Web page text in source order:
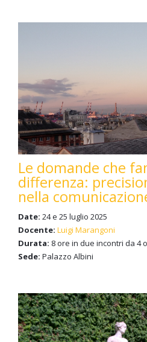
Le domande che
differenza:
nella
Date: 24 e 25 luglio 2025
Docente: Luigi Marangoni
Durata: 8 ore in due incontri da 4
Sede: Palazzo Albini